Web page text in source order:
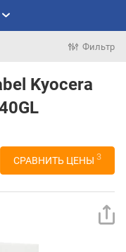
Фильтр
Kyocera
СРАВНИТЬ ЦЕНЫ 3